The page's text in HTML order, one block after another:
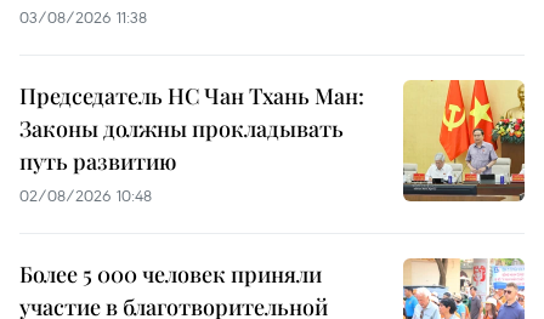
03/08/2026 11:38
Председатель НС Чан Тхань Ман:
Законы должны прокладывать
путь развитию
02/08/2026 10:48
Более 5 000 человек приняли
участие в благотворительной